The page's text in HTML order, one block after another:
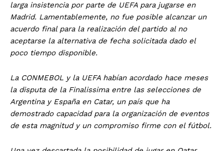
larga insistencia por parte de UEFA para jugarse en
Madrid. Lamentablemente, no fue posible alcanzar un
acuerdo final para la realización del partido al no
aceptarse la alternativa de fecha solicitada dado el
poco tiempo disponible.
La CONMEBOL y la UEFA habían acordado hace meses
la disputa de la Finalissima entre las selecciones de
Argentina y España en Catar, un país que ha
demostrado capacidad para la organización de eventos
de esta magnitud y un compromiso firme con el fútbol.